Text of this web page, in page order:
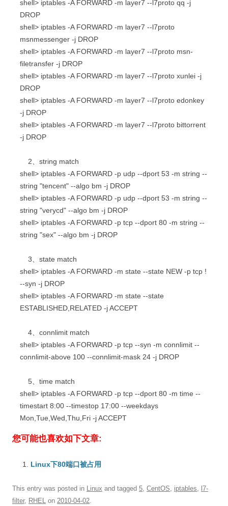
shell> iptables -A FORWARD -m layer7 --l7proto qq -j
DROP
shell> iptables -A FORWARD -m layer7 --l7proto
msnmessenger -j DROP
shell> iptables -A FORWARD -m layer7 --l7proto msn-
filetransfer -j DROP
shell> iptables -A FORWARD -m layer7 --l7proto xunlei -j
DROP
shell> iptables -A FORWARD -m layer7 --l7proto edonkey
-j DROP
shell> iptables -A FORWARD -m layer7 --l7proto bittorrent
-j DROP
2、string match
shell> iptables -A FORWARD -p udp --dport 53 -m string --
string "tencent" --algo bm -j DROP
shell> iptables -A FORWARD -p udp --dport 53 -m string --
string "verycd" --algo bm -j DROP
shell> iptables -A FORWARD -p tcp --dport 80 -m string --
string "sex" --algo bm -j DROP
3、state match
shell> iptables -A FORWARD -m state --state NEW -p tcp !
--syn -j DROP
shell> iptables -A FORWARD -m state --state
ESTABLISHED,RELATED -j ACCEPT
4、connlimit match
shell> iptables -A FORWARD -p tcp --syn -m connlimit --
connlimit-above 100 --connlimit-mask 24 -j DROP
5、time match
shell> iptables -A FORWARD -p tcp --dport 80 -m time --
timestart 8:00 --timestop 17:00 --weekdays
Mon,Tue,Wed,Thu,Fri -j ACCEPT
您可能也喜欢如下文章:
Linux下80端口被占用
This entry was posted in Linux and tagged 5, CentOS, iptables, l7-
filter, RHEL on 2010-04-02.